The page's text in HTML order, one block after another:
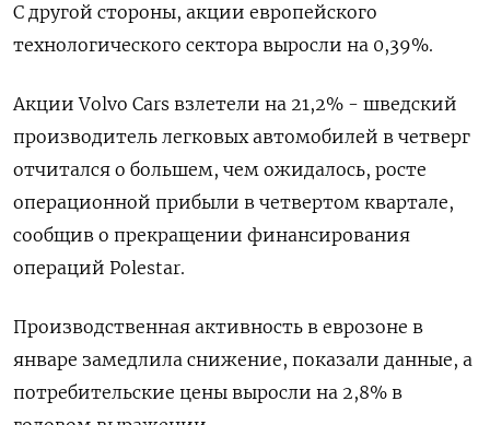
С другой стороны, акции европейского
технологического сектора выросли на 0,39%.
Акции Volvo Cars взлетели на 21,2% - шведский
производитель легковых автомобилей в четверг
отчитался о большем, чем ожидалось, росте
операционной прибыли в четвертом квартале,
сообщив о прекращении финансирования
операций Polestar.
Производственная активность в еврозоне в
январе замедлила снижение, показали данные, а
потребительские цены выросли на 2,8% в